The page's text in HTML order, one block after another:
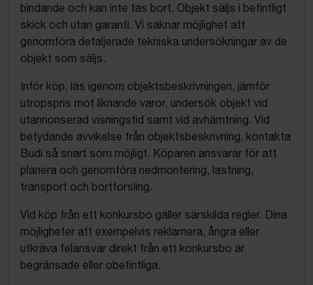
bindande och kan inte tas bort. Objekt säljs i befintligt
skick och utan garanti. Vi saknar möjlighet att
genomföra detaljerade tekniska undersökningar av de
objekt som säljs.
Inför köp, läs igenom objektsbeskrivningen, jämför
utropspris mot liknande varor, undersök objekt vid
utannonserad visningstid samt vid avhämtning. Vid
betydande avvikelse från objektsbeskrivning, kontakta
Budi så snart som möjligt. Köparen ansvarar för att
planera och genomföra nedmontering, lastning,
transport och bortforsling.
Vid köp från ett konkursbo gäller särskilda regler. Dina
möjligheter att exempelvis reklamera, ångra eller
utkräva felansvar direkt från ett konkursbo är
begränsade eller obefintliga.